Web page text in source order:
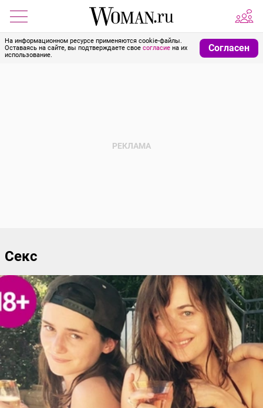
На информационном ресурсе применяются cookie-файлы.
Оставаясь на сайте, вы подтверждаете свое согласие на их
использование.
Согласен
Секс